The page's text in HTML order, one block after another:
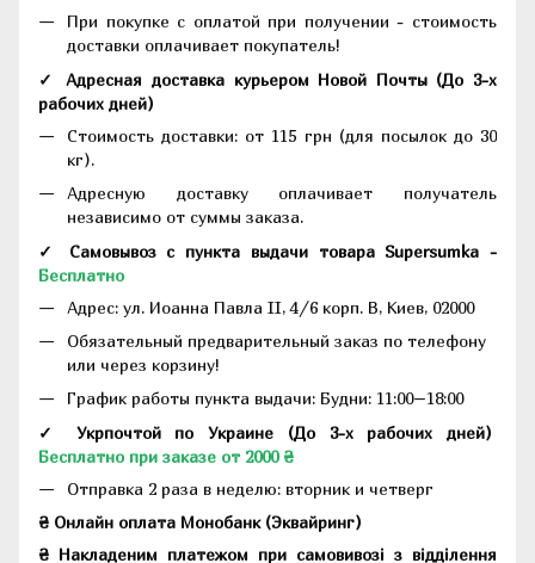
При покупке с оплатой при получении - стоимость
доставки оплачивает покупатель!
✓ Адресная доставка курьером Новой Почты (До 3-х
рабочих дней)
Стоимость доставки: от 115 грн (для посылок до 30
кг).
Адресную доставку оплачивает получатель
независимо от суммы заказа.
✓ Самовывоз с пункта выдачи товара Supersumka -
Бесплатно
Адрес: ул. Иоанна Павла II, 4/6 корп. В, Киев, 02000
Обязательный предварительный заказ по телефону
или через корзину!
График работы пункта выдачи: Будни: 11:00–18:00
✓ Укрпочтой по Украине (До 3-х рабочих дней)
Бесплатно при заказе от 2000 ₴
Отправка 2 раза в неделю: вторник и четверг
₴ Онлайн оплата Монобанк (Эквайринг)
₴ Накладеним платежом при самовивозі з відділення